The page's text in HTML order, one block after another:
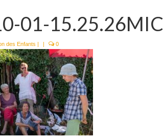
01-
des Enfants | | 0